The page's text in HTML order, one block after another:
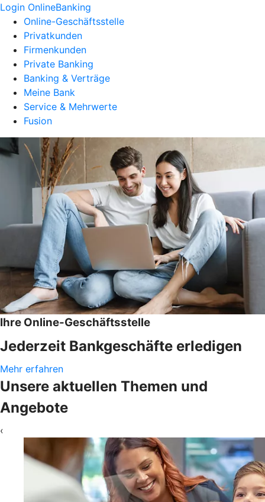
Login OnlineBanking
Online-Geschäftsstelle
Privatkunden
Firmenkunden
Private Banking
Banking & Verträge
Meine Bank
Service & Mehrwerte
Fusion
Ihre Online-Geschäftsstelle
Jederzeit Bankgeschäfte erledigen
Mehr erfahren
Unsere aktuellen Themen und
Angebote
‹